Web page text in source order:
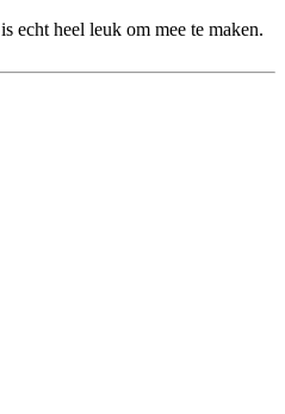
echt heel leuk om mee te maken.